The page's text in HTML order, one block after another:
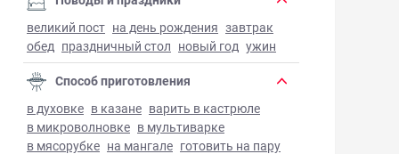
великий пост на день рождения завтрак
обед праздничный стол новый год ужин
Способ приготовления
в духовке в казане варить в кастрюле
в микроволновке в мультиварке
в мясорубке на мангале готовить на пару